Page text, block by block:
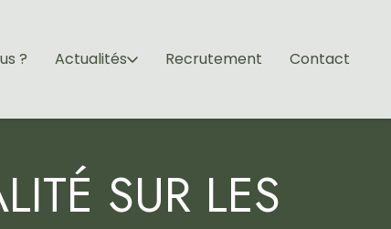
? Actualités Recrutement Contact
SUR LES